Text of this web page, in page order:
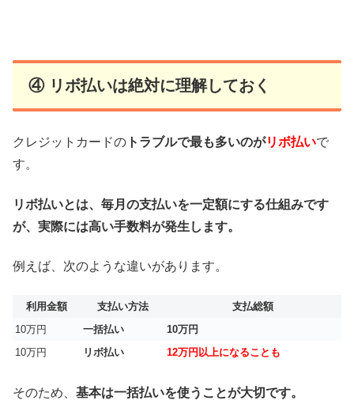
④ リボ払いは絶対に理解しておく
クレジットカードの トラブルで最も多いのがリボ払いで
す。
リボ払いとは、毎月の支払いを一定額にする仕組みです
が、実際には高い手数料が発生します。
例えば、次のような違いがあります。
利用金額 支払い方法
支払総額
10万円
一括払い
10万円
10万円
リボ払い 12万円以上になることも
そのため、 基本は一括払いを使うことが大切です。